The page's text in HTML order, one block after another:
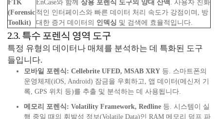
FTK
(Forensic
Toolkit)
EnCase와 함께 상용 포렌식 도구의 양대 산맥 . 사용자 친화
적인 인터페이스와 빠른 데이터 처리 속도가 강점이며, 방
대한 증거 데이터의 인덱싱 및 검색에 효율적입니다.
2.3. 특수 포렌식 영역 도구
특정 유형의 데이터나 매체를 분석하는 데 특화된 도구
들입니다.
모바일 포렌식: Cellebrite UFED, MSAB XRY 등. 스마트폰의
운영체제(iOS, Android) 잠금을 우회하고, 앱 데이터(메신저 기
록, GPS 위치 등)를 추출 및 분석하는 데 사용됩니다.
메모리 포렌식: Volatility Framework, Redline 등. 시스템이 실
행 중일 때의 휘발성 정보(Volatile Data)인 RAM 메모리 덤프 파